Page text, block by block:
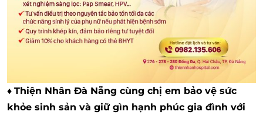
♦ Thiện Nhân Đà Nẵng cùng chị em bảo vệ sức
khỏe sinh sản và giữ gìn hạnh phúc gia đình với